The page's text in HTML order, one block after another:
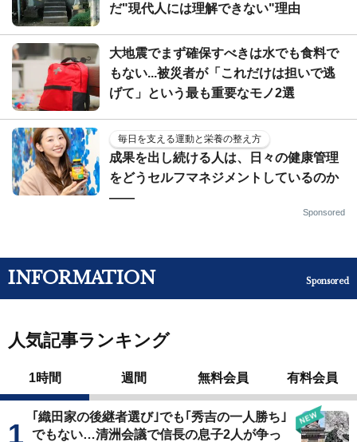
だ"現代人には理解できない"理由
大地震でまず確保すべきは水でも食料で
もない...被災者が「これだけは担いで逃
げて」という最も重要なモノ2選
毎日を支える運動と栄養の整え方
成果を出し続ける人は、日々の健康管理
をどうセルフマネジメントしているのか
——
Sponsored
INFORMATION Sponsored
人気記事ランキング
1時間 週間 無料会員 有料会員
｢織田家の後継者選び｣でも｢秀吉の一人勝ち｣
でもない…清洲会議で信長の息子2人が争っ